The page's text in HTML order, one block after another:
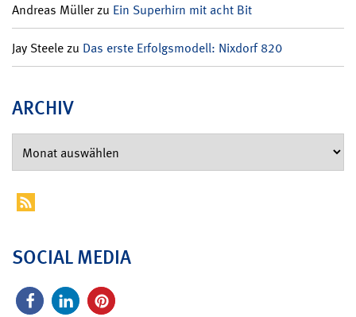
Andreas Müllerzu Ein Superhirn mit acht Bit
Jay Steelezu Das erste Erfolgsmodell: Nixdorf 820
ARCHIV
SOCIAL MEDIA